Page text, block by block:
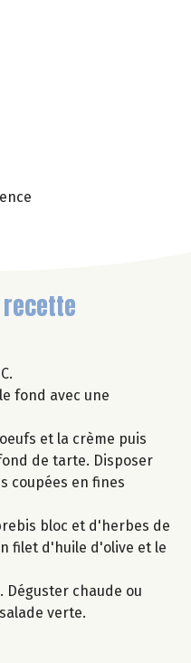
recette
fond avec une
et la crème puis
de tarte. Disposer
coupées en fines
bloc et d'herbes de
filet d'huile d'olive et le
Déguster chaude ou
verte.